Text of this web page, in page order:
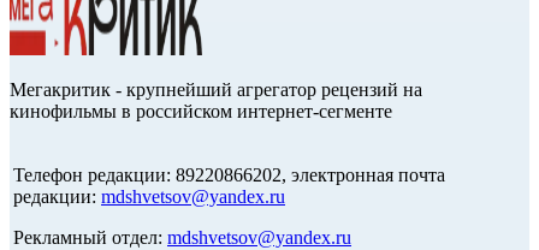
Мегакритик - крупнейший агрегатор рецензий на
кинофильмы в российском интернет-сегменте
Телефон редакции: 89220866202, электронная почта
редакции: mdshvetsov@yandex.ru
Рекламный отдел: mdshvetsov@yandex.ru